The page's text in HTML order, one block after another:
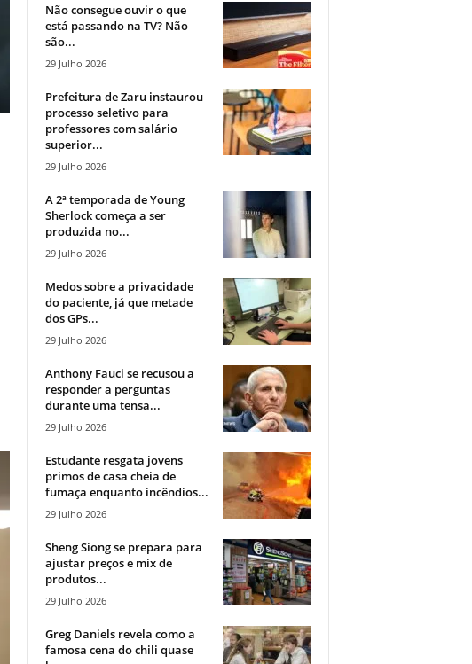
Não consegue ouvir o que
está passando na TV? Não
são...
29 Julho 2026
Prefeitura de Zaru instaurou
processo seletivo para
professores com salário
superior...
29 Julho 2026
A 2ª temporada de Young
Sherlock começa a ser
produzida no...
29 Julho 2026
Medos sobre a privacidade
do paciente, já que metade
dos GPs...
29 Julho 2026
Anthony Fauci se recusou a
responder a perguntas
durante uma tensa...
29 Julho 2026
Estudante resgata jovens
primos de casa cheia de
fumaça enquanto incêndios...
29 Julho 2026
Sheng Siong se prepara para
ajustar preços e mix de
produtos...
29 Julho 2026
Greg Daniels revela como a
famosa cena do chili quase